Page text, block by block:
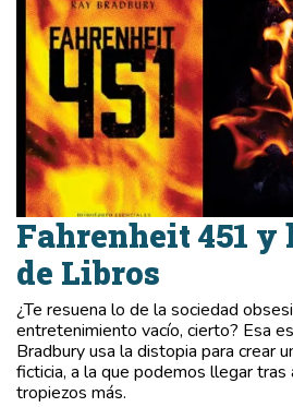
Fahrenheit 451 y
de Libros
¿Te resuena lo de la sociedad
entretenimiento vacío, cierto? Esa
Bradbury usa la distopia para crear
ficticia, a la que podemos llegar tras
tropiezos más.